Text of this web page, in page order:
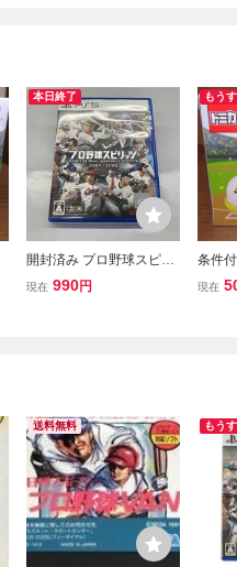
本日終了
開封済み プロ野球スピリ
ッツ2024-2025
現在 990円
もう
条件
野球
現在
送料無料 もう